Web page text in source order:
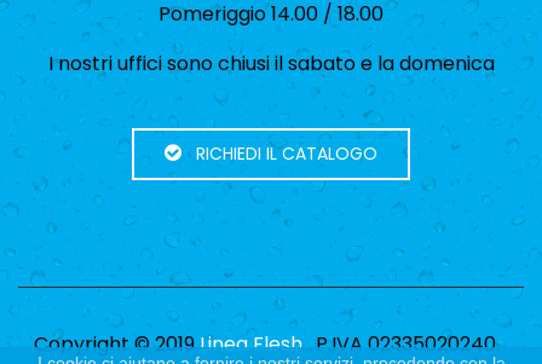
Pomeriggio 14.00 / 18.00
I nostri uffici sono chiusi il sabato e la domenica
RICHIEDI IL CATALOGO
Copyright © 2019 Linea Flesh. P.IVA 02335020240.